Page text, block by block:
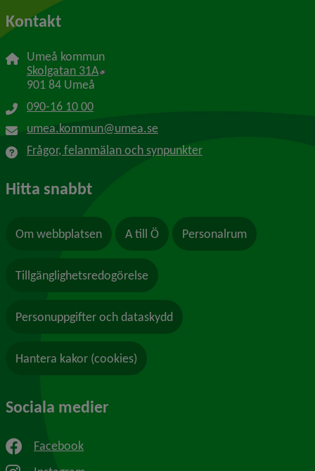
Kontakt
Umeå kommun
Skolgatan 31A Länk till annan webbplats, öppnas i nytt
901 84 Umeå
090-16 10 00
umea.kommun@umea.se
Frågor, felanmälan och synpunkter
Hitta snabbt
Om webbplatsen A till Ö Personalrum
Tillgänglighetsredogörelse
Personuppgifter och dataskydd
Hantera kakor (cookies)
Sociala medier
Facebook